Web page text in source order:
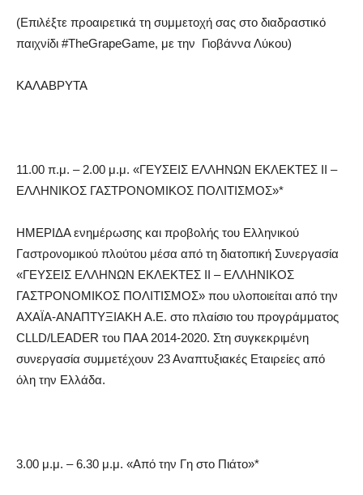
(Επιλέξτε προαιρετικά τη συμμετοχή σας στο διαδραστικό
παιχνίδι #TheGrapeGame, με την Γιοβάννα Λύκου)
ΚΑΛΑΒΡΥΤΑ
11.00 π.μ. – 2.00 μ.μ. «ΓΕΥΣΕΙΣ ΕΛΛΗΝΩΝ ΕΚΛΕΚΤΕΣ ΙΙ –
ΕΛΛΗΝΙΚΟΣ ΓΑΣΤΡΟΝΟΜΙΚΟΣ ΠΟΛΙΤΙΣΜΟΣ»*
ΗΜΕΡΙΔΑ ενημέρωσης και προβολής του Ελληνικού
Γαστρονομικού πλούτου μέσα από τη διατοπική Συνεργασία
«ΓΕΥΣΕΙΣ ΕΛΛΗΝΩΝ ΕΚΛΕΚΤΕΣ ΙΙ – ΕΛΛΗΝΙΚΟΣ
ΓΑΣΤΡΟΝΟΜΙΚΟΣ ΠΟΛΙΤΙΣΜΟΣ» που υλοποιείται από την
ΑΧΑΪΑ-ΑΝΑΠΤΥΞΙΑΚΗ Α.Ε. στο πλαίσιο του προγράμματος
CLLD/LEADER του ΠΑΑ 2014-2020. Στη συγκεκριμένη
συνεργασία συμμετέχουν 23 Αναπτυξιακές Εταιρείες από
όλη την Ελλάδα.
3.00 μ.μ. – 6.30 μ.μ. «Από την Γη στο Πιάτο»*